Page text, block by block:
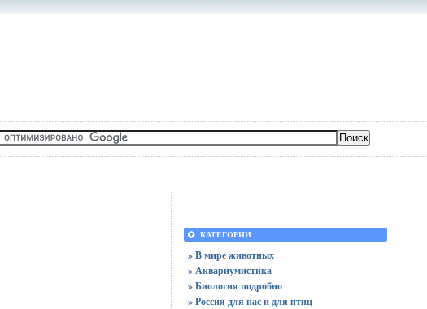
КАТЕГОРИИ
» В мире животных
» Аквариумистика
» Биология подробно
» Россия для нас и для птиц